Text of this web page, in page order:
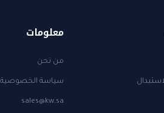
معلومات
من نحن
سياسة الخصوصية
sales@kw.sa